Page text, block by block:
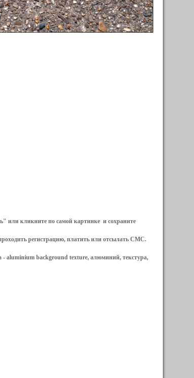
или кликните по самой картинке и сохраните
регистрацию, платить или отсылать СМС.
- aluminium background texture, алюминий, текстура,